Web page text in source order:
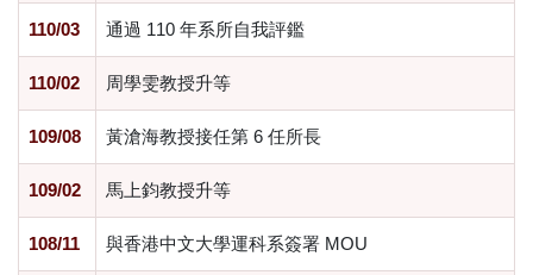
110/03 通過 110 年系所自我評鑑
110/02 周學雯教授升等
109/08 黃滄海教授接任第 6 任所長
109/02 馬上鈞教授升等
108/11 與香港中文大學運科系簽署 MOU